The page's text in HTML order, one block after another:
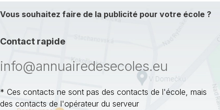
Vous souhaitez faire de la publicité pour votre école ?
Contact rapide
info@annuairedesecoles.eu
* Ces contacts ne sont pas des contacts de l'école, mais
des contacts de l'opérateur du serveur